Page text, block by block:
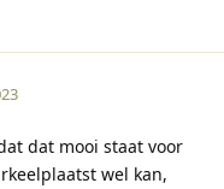
dat mooi staat voor
wel kan,